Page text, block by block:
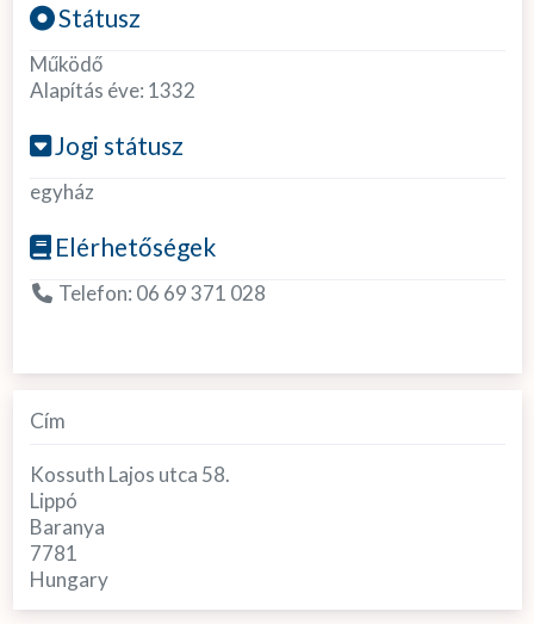
Státusz
Működő
Alapítás éve: 1332
Jogi státusz
egyház
Elérhetőségek
Telefon: 06 69 371 028
Cím
Kossuth Lajos utca 58.
Lippó
Baranya
7781
Hungary